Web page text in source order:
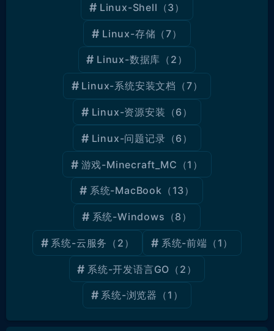
Linux-Shell （3）
Linux-存储 （7）
Linux-数据库 （2）
Linux-系统安装文档 （7）
Linux-资源安装 （6）
Linux-问题记录 （6）
游戏-Minecraft_MC （1）
系统-MacBook （13）
系统-Windows （8）
系统-云服务 （2） 系统-前端 （1）
系统-开发语言GO （2）
系统-浏览器 （1）